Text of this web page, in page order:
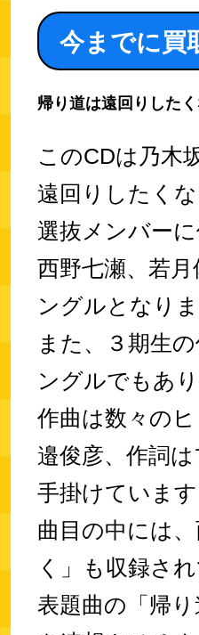
今までに買
帰り道は遠回りした
このCDは乃木
遠回りしたくな
選抜メンバー
西野七瀬、若
ングルとなりま
また、３期生
ングルでもあり
作曲は数々の
邉俊彦、作詞
手掛けています
曲目の中には
く」も収録され
表題曲の「帰